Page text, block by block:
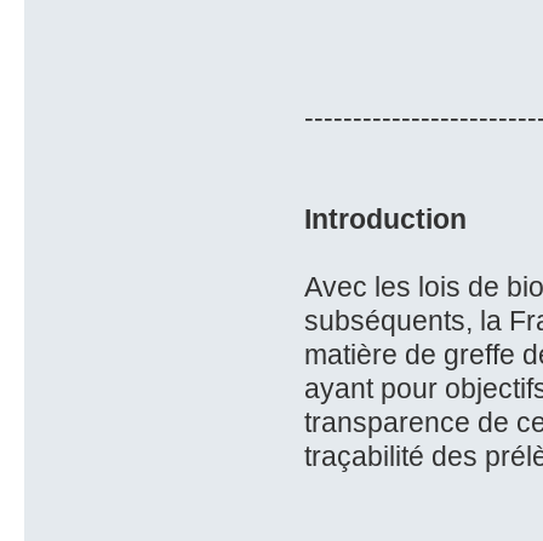
Introduction
Avec les lois de
subséquents, la
matière de greffe
ayant pour
transparence de
traçabilité des